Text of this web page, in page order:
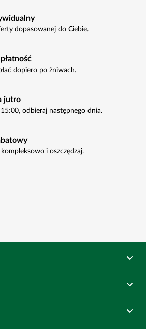
dopasowanej do Ciebie.
dopiero po żniwach.
jutro
odbieraj następnego dnia.
i oszczędzaj.